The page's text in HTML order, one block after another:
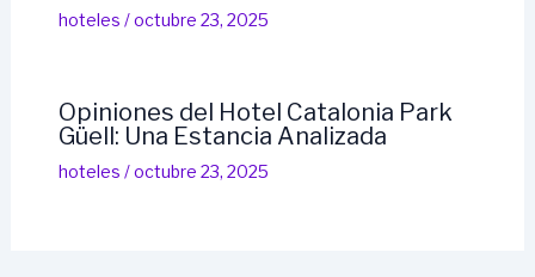
hoteles /octubre 23, 2025
Opiniones del Hotel Catalonia Park
Güell: Una Estancia Analizada
hoteles /octubre 23, 2025